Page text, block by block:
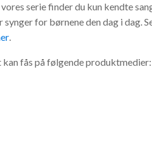
serie finder du kun kendte
synger for børnene den dag i dag.
.
kan fås på følgende produktmedier: